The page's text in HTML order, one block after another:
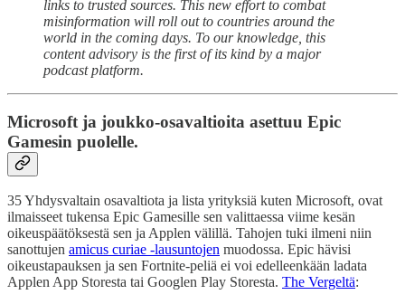
links to trusted sources. This new effort to combat
misinformation will roll out to countries around the
world in the coming days. To our knowledge, this
content advisory is the first of its kind by a major
podcast platform.
Microsoft ja joukko-osavaltioita asettuu Epic
Gamesin puolelle.
35 Yhdysvaltain osavaltiota ja lista yrityksiä kuten Microsoft, ovat
ilmaisseet tukensa Epic Gamesille sen valittaessa viime kesän
oikeuspäätöksestä sen ja Applen välillä. Tahojen tuki ilmeni niin
sanottujen amicus curiae -lausuntojen muodossa. Epic hävisi
oikeustapauksen ja sen Fortnite-peliä ei voi edelleenkään ladata
Applen App Storesta tai Googlen Play Storesta. The Vergeltä: